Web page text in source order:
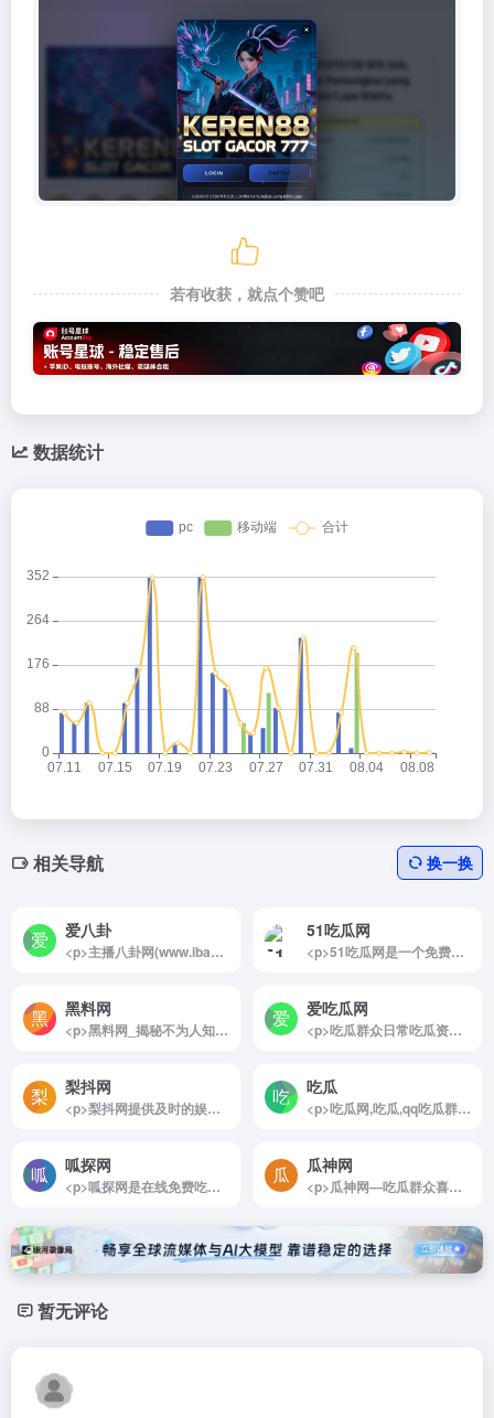
若有收获，就点个赞吧
数据统计
相关导航 换一换
爱八卦
<p>主播八卦网(www.ibagua.com.cn)，一个专注于网红主播娱乐八卦资讯的网站！这里汇聚了全网（YY、斗鱼、虎牙、触手、龙珠、快手、熊猫、战旗、全民、映客、花椒、企鹅等直播平台）网红主播娱乐八卦资讯！掌握网红主播最新动态，了解网红主播八卦资讯，一切尽在主播八卦网！</p>
51吃瓜网
<p>51吃瓜网是一个免费在线吃瓜网站,旨在分享网络热门吃瓜事件,每日独家爆料,黑料网曝为您带来51吃瓜新鲜八卦,今日吃瓜，黑料不打烊分享正能量，一手内容尽在51吃瓜网。</p>
黑料网
<p>黑料网_揭秘不为人知的那些事，黑料网,爆料,明星,绯闻,秘密</p>
爱吃瓜网
<p>吃瓜群众日常吃瓜资源分享及热门事件的吃瓜群和吃瓜网站</p>
梨抖网
<p>梨抖网提供及时的娱乐八卦动态,包括中日韩娱乐资讯、分享明星趣事、音乐、八卦、图片、写真、综艺、电影、电视、动漫等信息。</p>
吃瓜
<p>吃瓜网,吃瓜,qq吃瓜群,qq吃瓜群免费资源,qq吃瓜资源分享群群号,吃瓜qq群,吃瓜qq资源群,吃瓜爆料QQ群,吃瓜群免费加入,吃瓜微信群,吃瓜群,吃瓜群QQ群号,吃瓜资源分享群,微信吃瓜群,瓜群</p>
呱探网
<p>呱探网是在线免费吃瓜网站，为吃瓜群众分享最新的网红吃瓜事件、娱乐圈明星八卦爆料、快手抖音网络主播吃瓜视频及民间奇闻等热门吃瓜内容。这里是大型的吃瓜现场，有正能量事件，有黑料不打烊，今日热点吃瓜爆料事件就在呱探网。</p>
瓜神网
<p>瓜神网—吃瓜群众喜欢的吃瓜网站,免费吃瓜群,吃瓜QQ群,免费吃瓜爆料qq群,一个分享免费吃瓜qq群,最新的网红吃瓜事件,娱乐圈八卦爆料,快手抖音网络主播吃瓜视频及民间奇闻等热门事件,让你仿佛身临吃瓜现场.</p>
暂无评论